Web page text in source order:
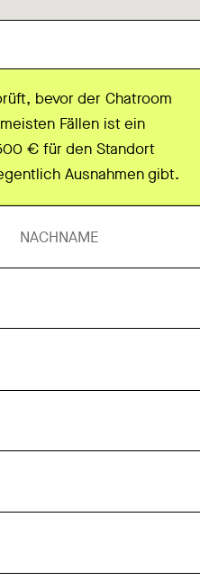
bevor der Chatroom
Fällen ist ein
€ für den Standort
Ausnahmen gibt.